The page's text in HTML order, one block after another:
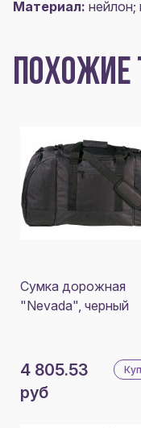
Материал: нейлон;
ПОХОЖИЕ
Сумка дорожная
"Nevada", черный
4 805.53
руб